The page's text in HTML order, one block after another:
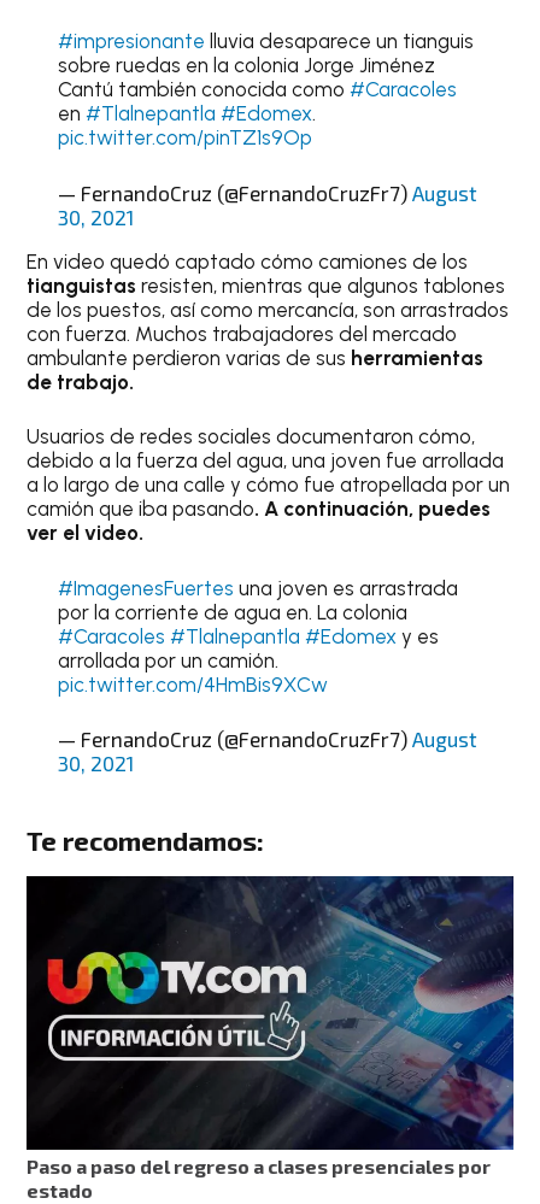
#impresionante lluvia desaparece un tianguis
sobre ruedas en la colonia Jorge Jiménez
Cantú también conocida como #Caracoles
en #Tlalnepantla #Edomex.
pic.twitter.com/pinTZ1s9Op
— FernandoCruz (@FernandoCruzFr7) August
30, 2021
En video quedó captado cómo camiones de los
tianguistasresisten, mientras que algunos tablones
de los puestos, así como mercancía, son arrastrados
con fuerza. Muchos trabajadores del mercado
ambulante perdieron varias de sus herramientas
de trabajo.
Usuarios de redes sociales documentaron cómo,
debido a la fuerza del agua, una joven fue arrollada
a lo largo de una calle y cómo fue atropellada por un
camión que iba pasando. A continuación, puedes
ver el video.
#ImagenesFuertes una joven es arrastrada
por la corriente de agua en. La colonia
#Caracoles #Tlalnepantla #Edomex y es
arrollada por un camión.
pic.twitter.com/4HmBis9XCw
— FernandoCruz (@FernandoCruzFr7) August
30, 2021
Te recomendamos:
Paso a paso del regreso a clases presenciales por
estado